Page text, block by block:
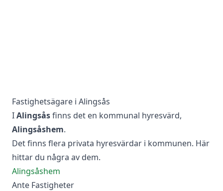
Fastighetsägare i Alingsås
IAlingsåsfinns det en kommunal hyresvärd,
Alingsåshem.
Det finns flera privata hyresvärdar i kommunen. Här
hittar du några av dem.
Alingsåshem
Ante Fastigheter